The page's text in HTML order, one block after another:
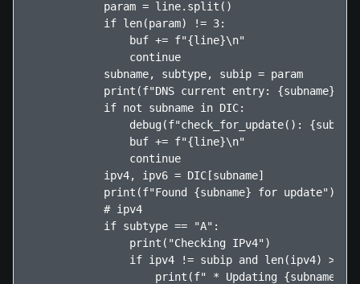
            param = line.split()
            if len(param) != 3:
                buf += f"{line}\n"
                continue
            subname, subtype, subip = param
print(f"DNS current entry: {subname},
            if not subname in DIC:
debug(f"check_for_update():
                buf += f"{line}\n"
                continue
            ipv4, ipv6 = DIC[subname]
            print(f"Found {subname} for update")
            # ipv4
            if subtype == "A":
                print("Checking IPv4")
                if ipv4 != subip and len(ipv4) > 0:
print(f" * Updating {subname}